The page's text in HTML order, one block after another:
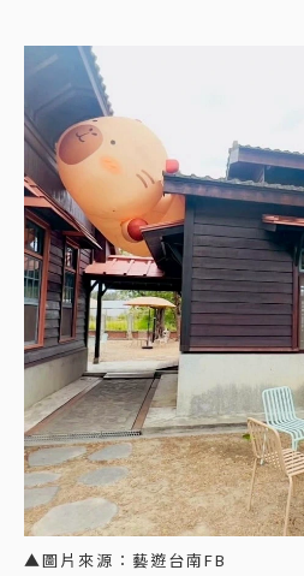
▲圖片來源：藝遊台南FB